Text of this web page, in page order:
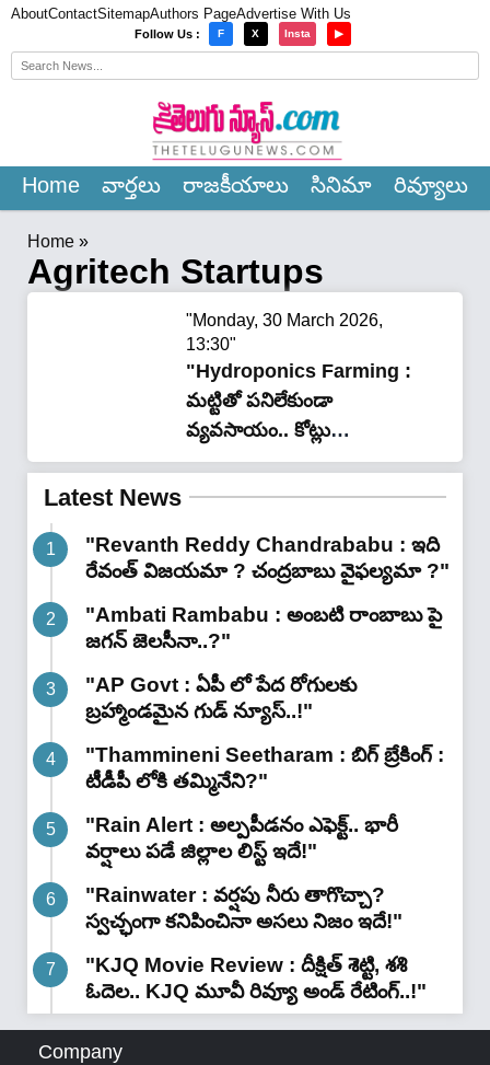
AboutContactSitemapAuthors PageAdvertise With Us
Follow Us : F X Insta ▶
Home వార్త‌లు రాజ‌కీయాలు సినిమా రివ్యూలు
Home »
Agritech Startups
"Monday, 30 March 2026,
13:30"
"Hydroponics Farming :
మట్టితో పనిలేకుండా
వ్యవసాయం.. కోట్లు
సంపాదిస్తున్న ముగ్గురు
స్టోరీ ఇదే"
Latest News
"Revanth Reddy Chandrababu : ఇది
రేవంత్ విజయమా ? చంద్రబాబు వైఫల్యమా ?"
"Ambati Rambabu : అంబటి రాంబాబు పై
జగన్ జెలసీనా..?"
"AP Govt : ఏపీ లో పేద రోగులకు
బ్రహ్మాండమైన గుడ్ న్యూస్..!"
"Thammineni Seetharam : బిగ్ బ్రేకింగ్ :
టీడీపీ లోకి తమ్మినేని?"
"Rain Alert : అల్పపీడనం ఎఫెక్ట్.. భారీ
వర్షాలు పడే జిల్లాల లిస్ట్ ఇదే!"
"Rainwater : వర్షపు నీరు తాగొచ్చా?
స్వచ్ఛంగా కనిపించినా అసలు నిజం ఇదే!"
"KJQ Movie Review : దీక్షిత్ శెట్టి, శశి
ఓదెల.. KJQ మూవీ రివ్యూ అండ్ రేటింగ్‌..!"
Company